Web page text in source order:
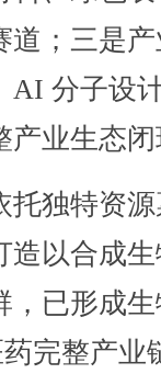
道；三是
AI 分子设
产业生态
独特资源
造以合成
，已形成
完整产业